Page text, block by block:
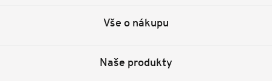
Vše o nákupu
Naše produkty